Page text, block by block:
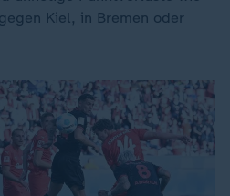
Kiel, in Bremen oder